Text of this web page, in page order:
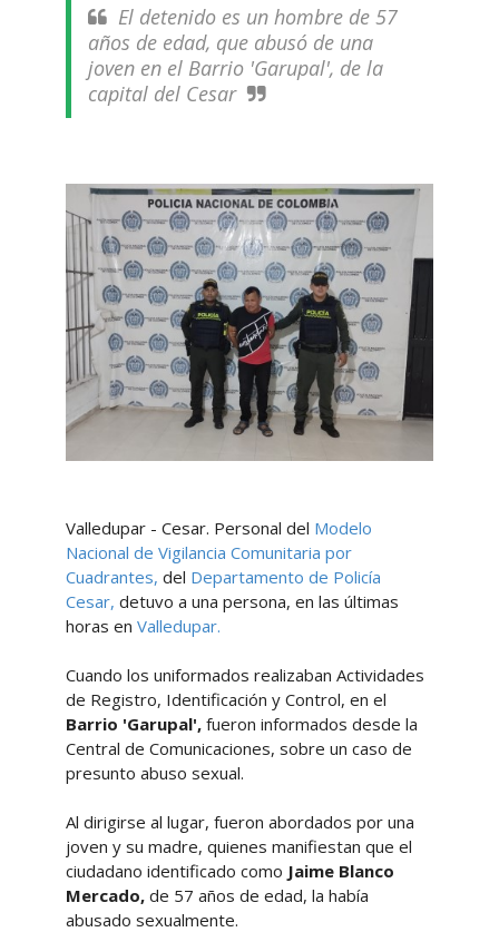
El detenido es un hombre de 57
años de edad, que abusó de una
joven en el Barrio 'Garupal', de la
capital del Cesar
Valledupar - Cesar. Personal del Modelo
Nacional de Vigilancia Comunitaria por
Cuadrantes, del Departamento de Policía
Cesar, detuvo a una persona, en las últimas
horas en Valledupar.
Cuando los uniformados realizaban Actividades
de Registro, Identificación y Control, en el
Barrio 'Garupal', fueron informados desde la
Central de Comunicaciones, sobre un caso de
presunto abuso sexual.
Al dirigirse al lugar, fueron abordados por una
joven y su madre, quienes manifiestan que el
ciudadano identificado como Jaime Blanco
Mercado,de 57 años de edad, la había
abusado sexualmente.